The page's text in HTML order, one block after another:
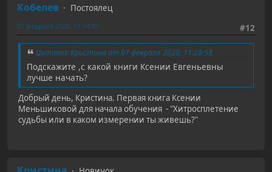
Кобелев
Постоялец
#12
07 февраля 2020, 11:34:03
Цитата: Кристина от 07 февраля 2020, 11:28:58
Подскажите ,с какой книги Ксении Евгеньевны
лучше начать?
Добрый день, Кристина. Первая книга Ксении
Меньшиковой для начала обучения - "Хитросплетение
судьбы или в каком измерении ты живешь?"